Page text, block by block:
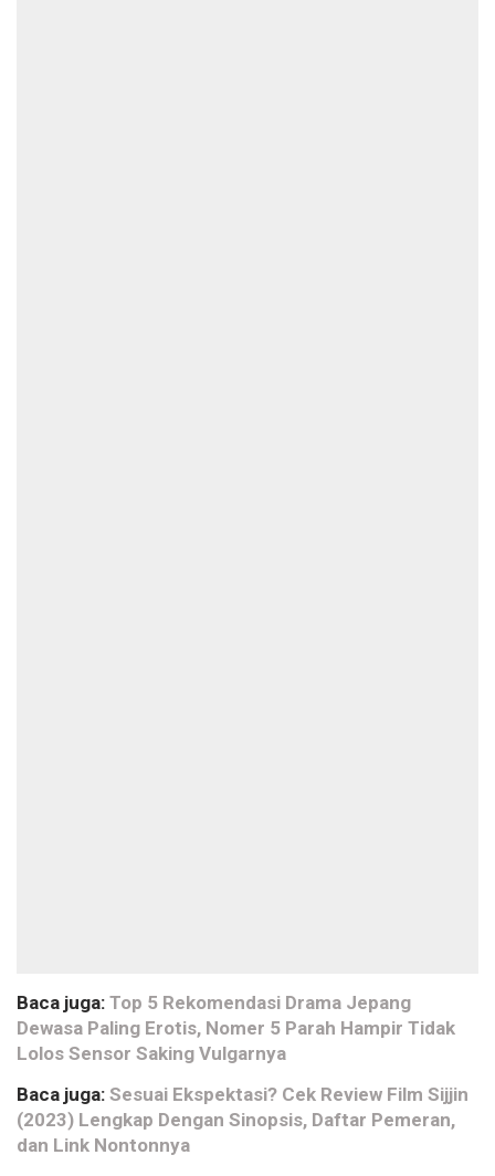
Baca juga: Top 5 Rekomendasi Drama Jepang
Dewasa Paling Erotis, Nomer 5 Parah Hampir Tidak
Lolos Sensor Saking Vulgarnya
Baca juga: Sesuai Ekspektasi? Cek Review Film Sijjin
(2023) Lengkap Dengan Sinopsis, Daftar Pemeran,
dan Link Nontonnya